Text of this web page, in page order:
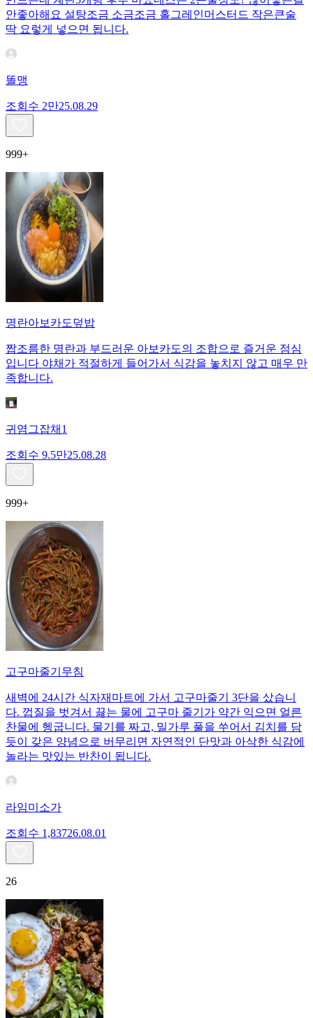
안좋아해요 설탕조금 소금조금 홀그레인머스터드 작은큰술
딱 요렇게 넣으면 됩니다.
똘맹
조회수 2만25.08.29
999+
명란아보카도덮밥
짭조름한 명란과 부드러운 아보카도의 조합으로 즐거운 점심
입니다 야채가 적절하게 들어가서 식감을 놓치지 않고 매우 만
족합니다.
귀염그잡채1
조회수 9.5만25.08.28
999+
고구마줄기무침
새벽에 24시간 식자재마트에 가서 고구마줄기 3단을 샀습니
다. 껍질을 벗겨서 끓는 물에 고구마 줄기가 약간 익으면 얼른
찬물에 헹굽니다. 물기를 짜고, 밀가루 풀을 쑤어서 김치를 담
듯이 갖은 양념으로 버무리면 자연적인 단맛과 아삭한 식감에
놀라는 맛있는 반찬이 됩니다.
라임미소가
조회수 1,83726.08.01
26